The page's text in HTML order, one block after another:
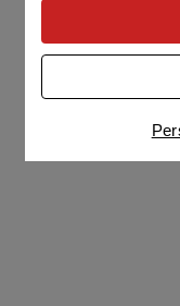
nous
contenus
Univers
nos
publicités
Connaître notre
partenaires